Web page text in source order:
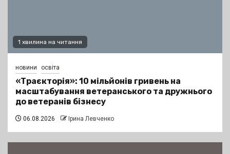
1 хвилина на читання
новини освіта
«Траєкторія»: 10 мільйонів гривень на
масштабування ветеранського та дружнього
до ветеранів бізнесу
06.08.2026 Ірина Левченко